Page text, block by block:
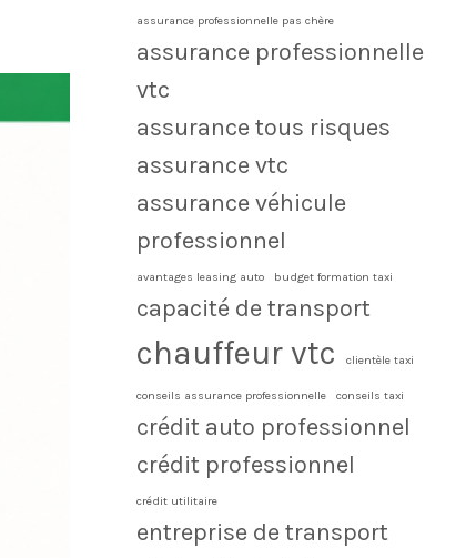
assurance professionnelle pas chère
assurance professionnelle
vtc
assurance tous risques
assurance vtc
assurance véhicule
professionnel
avantages leasing auto budget formation taxi
capacité de transport
chauffeur vtc clientèle taxi
conseils assurance professionnelle conseils taxi
crédit auto professionnel
crédit professionnel
crédit utilitaire
entreprise de transport